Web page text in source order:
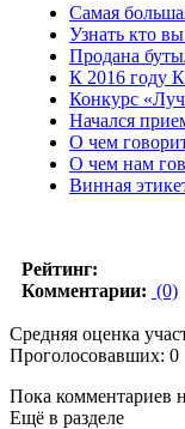
Самая
Узнать кто
Продана
К 2016 году
Конкурс
Начался
О чем
О чем нам
Винная
Рейтинг:
Комментарии: (0)
Средняя оценка
Проголосовавших: 0
Пока комментариев
Ещё в разделе